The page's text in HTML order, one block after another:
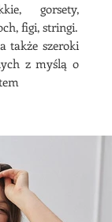
gorsety,
figi, stringi.
także szeroki
z myślą o